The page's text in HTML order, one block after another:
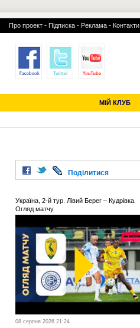
Про проект - Підписка - Реклама - Контакти
МІЙ КЛУБ
УСІ ТРАНСФЕРИ
Поділитися
Україна, 2-й тур. Лівий Берег – Кудрівка.
Огляд матчу
08 серпня 2026 21:24